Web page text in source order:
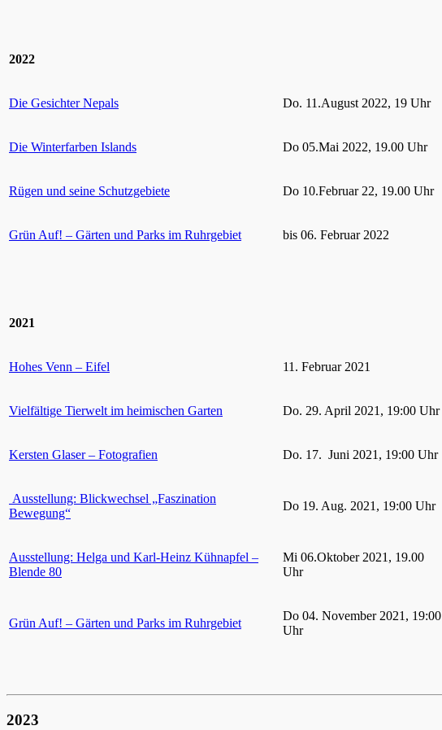
2022
Die Gesichter Nepals Do. 11.August 2022, 19 Uhr
Die Winterfarben Islands Do 05.Mai 2022, 19.00 Uhr
Rügen und seine Schutzgebiete Do 10.Februar 22, 19.00 Uhr
Grün Auf! – Gärten und Parks im Ruhrgebiet bis 06. Februar 2022
2021
Hohes Venn – Eifel 11. Februar 2021
Vielfältige Tierwelt im heimischen Garten Do. 29. April 2021, 19:00 Uhr
Kersten Glaser – Fotografien Do. 17. Juni 2021, 19:00 Uhr
Ausstellung: Blickwechsel „Faszination
Bewegung“
Do 19. Aug. 2021, 19:00 Uhr
Ausstellung: Helga und Karl-Heinz Kühnapfel –
Blende 80
Mi 06.Oktober 2021, 19.00
Uhr
Grün Auf! – Gärten und Parks im Ruhrgebiet
Do 04. November 2021, 19:00
Uhr
2023